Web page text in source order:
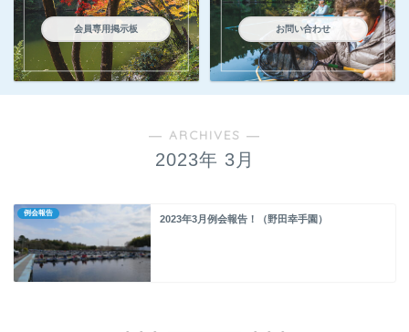
会員専用掲示板 お問い合わせ
― ARCHIVES ―
2023年 3月
例会報告
2023年3月例会報告！（野田幸手園）